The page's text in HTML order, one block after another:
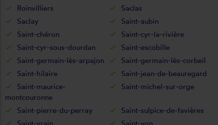
Roinvilliers
Saclas
Saclay
Saint-aubin
Saint-chéron
Saint-cyr-la-rivière
Saint-cyr-sous-dourdan
Saint-escobille
Saint-germain-lès-arpajon
Saint-germain-lès-corbeil
Saint-hilaire
Saint-jean-de-beauregard
Saint-maurice-
montcouronne
Saint-michel-sur-orge
Saint-pierre-du-perray
Saint-sulpice-de-favières